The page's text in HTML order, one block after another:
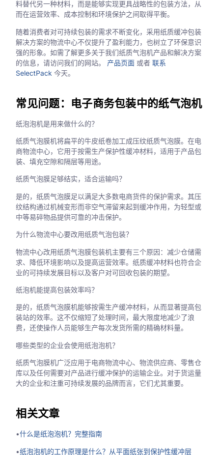
料替代另一种材料，而是能够实现更具战略性的包装方法，从
而在运营效率、成本控制和环境保护之间取得平衡。
随着消费者对可持续包装的需求不断变化，采用纸质缓冲包装
解决方案的物流中心不仅提升了盈利能力，也树立了环保意识
强的形象。如需了解更多关于我们纸质气泡机产品和解决方案
的信息，请访问我们的网站。 产品页面 或者联系
SelectPack 今天。
常见问题：电子商务包装中的纸气泡机
纸泡泡机是用来做什么的？
纸质气泡膜机将扁平的牛皮纸卷加工成压纹纸质气泡膜。在电
商物流中心，它用于按需生产保护性缓冲材料，适用于产品包
装、填充空隙和隔层等用途。
纸质气泡膜足够结实，适合运输吗？
是的，纸质气泡膜足以满足大多数电商货件的保护需求。其压
纹结构通过机械变形而非空气滞留来起到缓冲作用，为轻型或
中等易碎物品提供可靠的冲击保护。
为什么物流中心要改用纸质气泡包装？
物流中心改用纸质气泡膜包装机主要有三个原因：减少仓储需
求、降低环境影响以及提高运营效率。纸质缓冲材料也符合企
业的可持续发展目标以及客户对可回收包装的期望。
纸泡机能提高包装效率吗？
是的，纸质气泡膜机能够按需生产缓冲材料，从而显著提高包
装站的效率。这不仅缩短了处理时间，最大限度地减少了浪
费，还使操作人员能够生产每次发货所需的精确材料量。
哪些类型的企业会使用纸泡泡机？
纸质气泡膜机广泛应用于电商物流中心、物流供应商、零售仓
库以及任何需要对产品进行缓冲保护的运输企业。对于货运量
大的企业和注重可持续发展的品牌而言，它们尤其重要。
相关文章
•什么是纸泡泡机？完整指南
•纸泡泡机的工作原理是什么？从平面纸张到保护性缓冲层